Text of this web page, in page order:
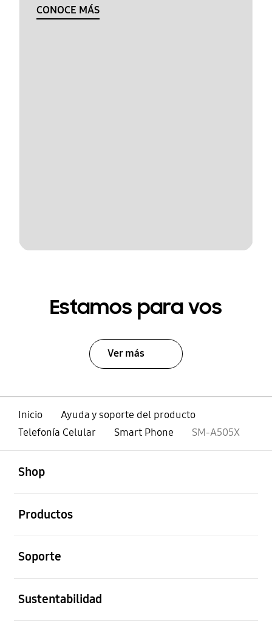
CONOCE MÁS
Estamos para vos
Ver más
Inicio
Ayuda y soporte del producto
Telefonía Celular
Smart Phone SM-A505X
Shop
Productos
Soporte
Sustentabilidad